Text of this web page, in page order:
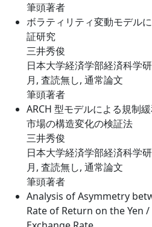
筆頭著者
ボラティリティ変動モデル
証研究
三井秀俊
日本大学経済学部経済科学
月, 査読無し, 通常論文
筆頭著者
ARCH 型モデルによる規制
市場の構造変化の検証法
三井秀俊
日本大学経済学部経済科学
月, 査読無し, 通常論文
筆頭著者
Analysis of Asymmetry
Rate of Return on the Yen /